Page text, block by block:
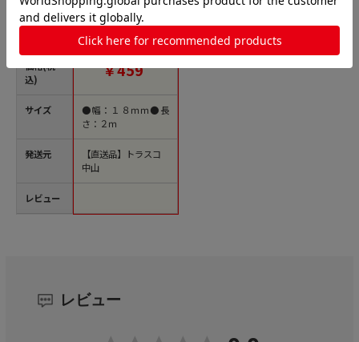
商品名
価格(税
込)
サイズ
発送元
レビュー
トラスコ中山 WAKI
蛍光テープ 18mmX2
m 緑 177-6697 (ご注
文単位1個) 【直送
￥459
●幅：１８ｍｍ●長
さ：２ｍ
【直送品】トラスコ
中山
レビュー